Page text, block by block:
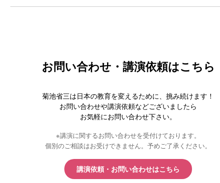
お問い合わせ・講演依頼はこちら
菊池省三は日本の教育を変えるために、挑み続けます！
お問い合わせや講演依頼などございましたら
お気軽にお問い合わせ下さい。
※講演に関するお問い合わせを受付けております。
個別のご相談はお受けできません。予めご了承ください。
講演依頼・お問い合わせはこちら